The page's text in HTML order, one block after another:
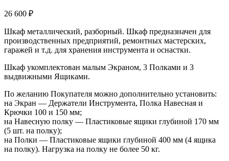
26 600 ₽
Шкаф металлический, разборный. Шкаф предназначен для
производственных предприятий, ремонтных мастерских,
гаражей и т.д. для хранения инструмента и оснастки.
Шкаф укомплектован малым Экраном, 3 Полками и 3
выдвижными Ящиками.
По желанию Покупателя можно дополнительно установить:
на Экран — Держатели Инструмента, Полка Навесная и
Крючки 100 и 150 мм;
на Навесную полку — Пластиковые ящики глубиной 170 мм
(5 шт. на полку);
на Полки — Пластиковые ящики глубиной 400 мм (4 ящика
на полку). Нагрузка на полку не более 50 кг.